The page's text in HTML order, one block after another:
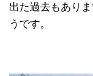
出た過去もあり
うです。